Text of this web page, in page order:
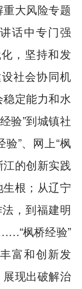
大风险专题
话中专门强
，坚持和发
设社会协同机
定能力和水
验”到城镇社
验”、网上“枫
江的创新实践
根；从辽宁
，到福建明
枫桥经验”
富和创新发
现出破解治